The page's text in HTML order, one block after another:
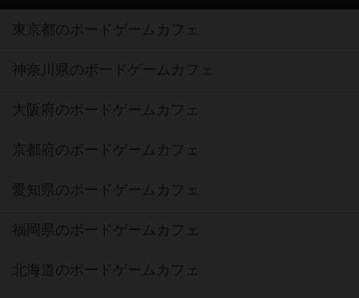
東京都のボードゲームカフェ
神奈川県のボードゲームカフェ
大阪府のボードゲームカフェ
京都府のボードゲームカフェ
愛知県のボードゲームカフェ
福岡県のボードゲームカフェ
北海道のボードゲームカフェ